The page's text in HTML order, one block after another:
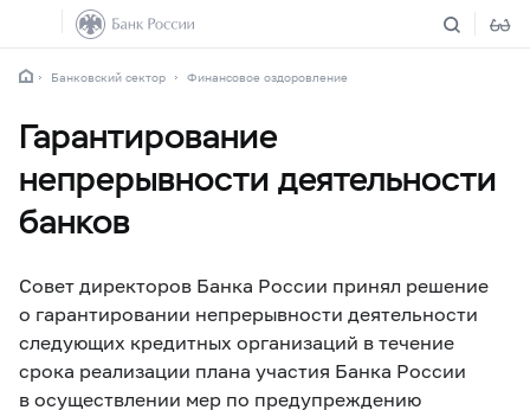
Банковский сектор Финансовое оздоровление
Гарантирование
непрерывности деятельности
банков
Совет директоров Банка России принял решение
о гарантировании непрерывности деятельности
следующих кредитных организаций в течение
срока реализации плана участия Банка России
в осуществлении мер по предупреждению